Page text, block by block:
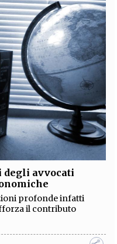
degli avvocati
profonde infatti
il contributo